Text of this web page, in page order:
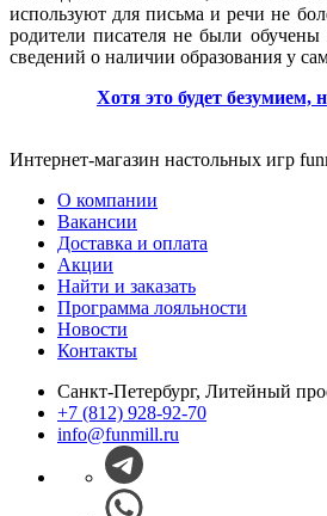
используют для письма и речи не
родители писателя не были
сведений о наличии образования у
Хотя это будет безумием,
Интернет-магазин настольных игр
О компании
Вакансии
Доставка и оплата
Акции
Найти и заказать
Программа лояльности
Новости
Контакты
Санкт-Петербург, Литейный
+7 (812) 928-92-70
info@funmill.ru